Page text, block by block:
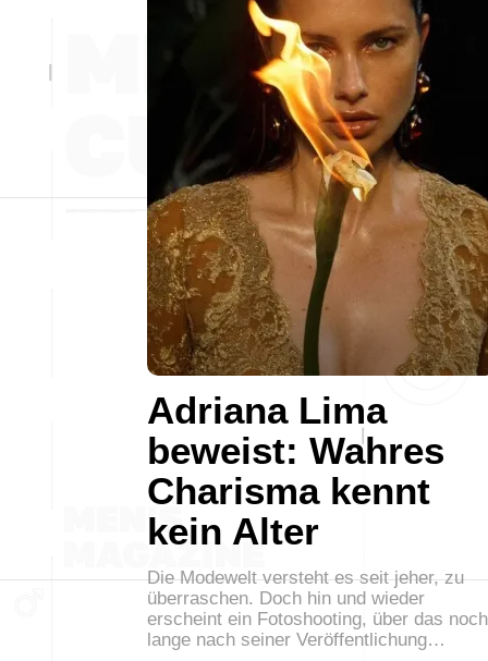
Adriana Lima
beweist: Wahres
Charisma kennt
kein Alter
Die Modewelt versteht es seit jeher, zu
überraschen. Doch hin und wieder
erscheint ein Fotoshooting, über das noch
lange nach seiner Veröffentlichung…